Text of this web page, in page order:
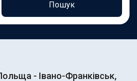
Пошук
- Івано-Франківськ,